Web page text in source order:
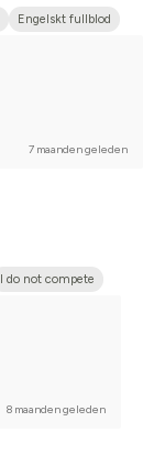
Engelskt fullblod
7 maanden geleden
I do not compete
8 maanden geleden